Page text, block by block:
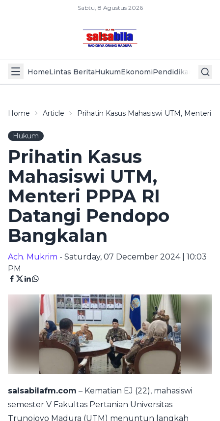
Sabtu, 8 Agustus 2026
HomeLintas BeritaHukumEkonomiPendidikan Politik
Home Article Prihatin Kasus Mahasiswi UTM, Menteri
Hukum
Prihatin Kasus
Mahasiswi UTM,
Menteri PPPA RI
Datangi Pendopo
Bangkalan
Ach. Mukrim - Saturday, 07 December 2024 | 10:03
PM
salsabilafm.com – Kematian EJ (22), mahasiswi
semester V Fakultas Pertanian Universitas
Trunojoyo Madura (UTM) menuntun langkah